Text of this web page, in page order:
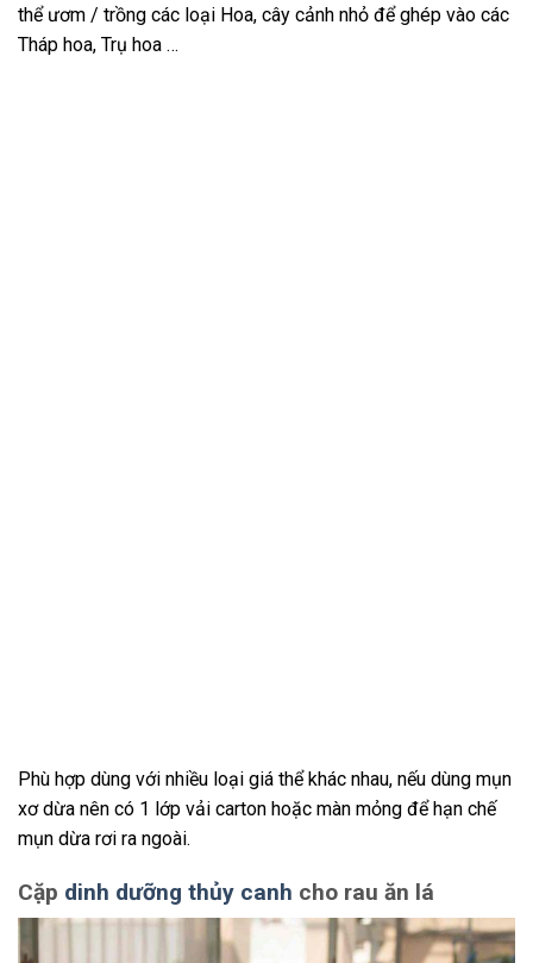
thể ươm / trồng các loại Hoa, cây cảnh nhỏ để ghép vào các
Tháp hoa, Trụ hoa …
Phù hợp dùng với nhiều loại giá thể khác nhau, nếu dùng mụn
xơ dừa nên có 1 lớp vải carton hoặc màn mỏng để hạn chế
mụn dừa rơi ra ngoài.
Cặp dinh dưỡng thủy canh cho rau ăn lá